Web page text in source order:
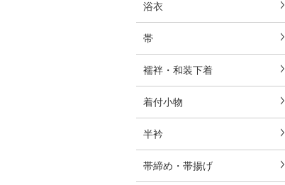
浴衣
帯
襦袢・和装下着
着付小物
半衿
帯締め・帯揚げ